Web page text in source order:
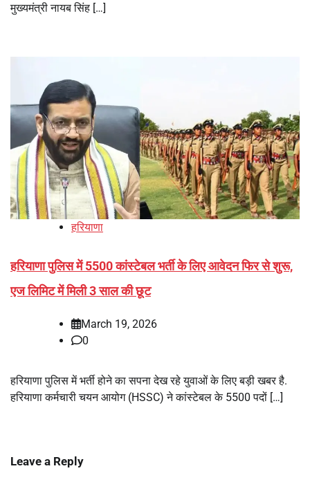
मुख्यमंत्री नायब सिंह […]
हरियाणा
हरियाणा पुलिस में 5500 कांस्टेबल भर्ती के लिए आवेदन फिर से शुरू,
एज लिमिट में मिली 3 साल की छूट
March 19, 2026
0
हरियाणा पुलिस में भर्ती होने का सपना देख रहे युवाओं के लिए बड़ी खबर है.
हरियाणा कर्मचारी चयन आयोग (HSSC) ने कांस्टेबल के 5500 पदों […]
Leave a Reply